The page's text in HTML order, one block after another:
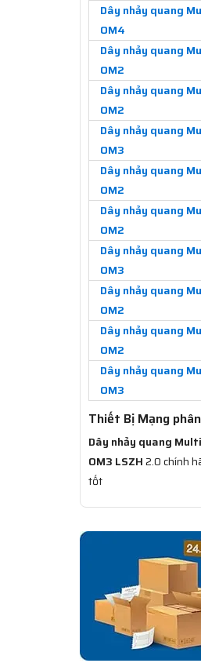
Dây nhảy quang
OM4
Dây nhảy quang
OM2
Dây nhảy quang
OM2
Dây nhảy quang
OM3
Dây nhảy quang
OM2
Dây nhảy quang
OM2
Dây nhảy quang
OM3
Dây nhảy quang
OM2
Dây nhảy quang
OM2
Dây nhảy quang
OM3
Thiết Bị Mạng
Dây nhảy quang
OM3 LSZH2.0 chính
tốt